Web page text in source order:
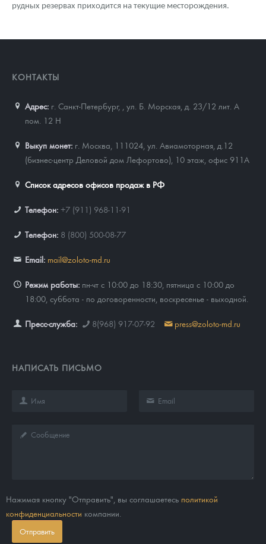
рудных резервах приходится на текущие месторождения.
КОНТАКТЫ
Адрес: г. Санкт-Петербург,
ул. Б. Морская, д. 23/12 лит. А
пом. 12 Н
Выкуп монет: г. Москва, 111024, ул. Авиамоторная, д.12
(бизнес-центр Деловой дом Лефортово), 10 этаж, офис 911А
Список адресов офисов продаж в РФ
Телефон: +7 (911) 968-11-91
Телефон: 8 (800) 500-08-77
Email: mail@zoloto-md.ru
Режим работы: пн-чт с 10:00 до 18:30, пятница с 10:00 до
18:00, суббота - по договоренности, воскресенье - выходной.
Пресс-служба: 8(968) 917-07-92 press@zoloto-md.ru
НАПИСАТЬ ПИСЬМО
Нажимая кнопку "Отправить", вы соглашаетесь политикой
конфиденциальности компании.
Отправить